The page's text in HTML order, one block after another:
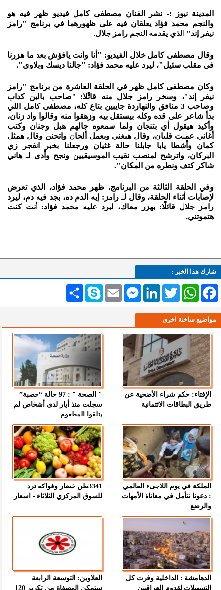
المدينة نيوز :- نشر الفنان مصطفى كامل فيديو ظهر فيه هو
والنجم محمد فؤاد يعلقان فيه على ظهورهما في برنامج "رامز
نيفر إند" الذي يقدمه النجم رامز جلال.
وقال مصطفى كامل خلال الفيديو: "أنا وانت يافؤش بعد ما هزرنا
في مقلب سئيل"، ليرد عليه محمد فؤاد: "جالنا ديسك وبلاوي".
وكان مصطفى كامل ظهر في الحلقة العاشرة من برنامج "رامز
نيفر إند"، وسخر رامز جلال منه قائًلا: "صاحب بالين كداب
وصاحب 3 منافق والنهاردة جايبين بتاع كله، مصطفى كامل اللي
بدأ شاعر على قده وكله بيستقل بيه وزهقوا منه وقالوا واد زنان،
وأكيد هيقول أي بتنجان ولما سمعوه جالهم هبل وجنان وكتب
أغاني عملت قلبان، وقال هيغني ويعمل ألحان واتجنن وقال همثل
كمان وأشطا يابا جابلنا حالة غثيان ورجعلنا بخبر انفجر زي
البركان، واترشح لمنصب نقيب الموسيقيين ونجح وأدى لـ هاني
شاكر كتف ونطره من المكان".
وفي الحلقة الثالثة من البرنامج، ظهر محمد فؤاد، الذي تعرض
لإصابات أثناء الحلقة، وقال لـ رامز: إيه الدم ده، بجد فيه دم، ليرد
رامز جلال قائلًا: بهزر معاك، ليرد عليه محمد فؤاد: أنت كنت
هتموتني.
شارك هذا الخبر :
انشر Skype Email
MessengerLinkedInTwitterWhatsAppFacebook
مواضيع ساخنة اخرى
الإفتاء: حكم شراء الأضحية عن
طريق البطاقات الائتمانية
" الصحة " : 97 حالة “حصبة”
سجلت منذ أيار لدى أشخاص لم
يتلقوا المطعوم
الملكة في يوم اللاجىء العالمي
: دعونا نتأمل في معاناة الأمهات
والرضع
3341طن خضار وفواكه ترد
للسوق المركزي الثلاثاء - اسعار
الدهامشة : الداخلية وفرت كل
التسهيلات لقدوم العراقيين
العلاوين: التوسعة الرابعة
ستمكن المصفاة من تكرير 120